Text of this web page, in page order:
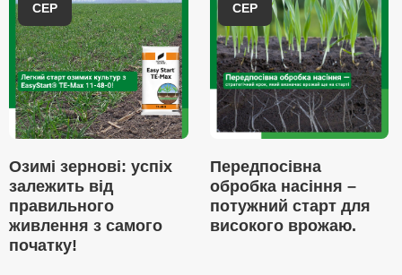
СЕР
Озимі зернові: успіх
залежить від
правильного
живлення з самого
початку!
СЕР
Передпосівна
обробка насіння –
потужний старт для
високого врожаю.